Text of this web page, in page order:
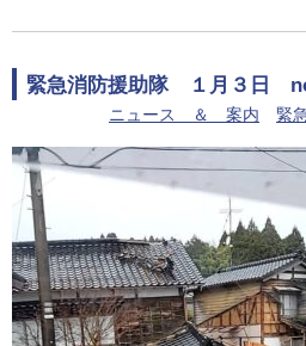
緊急消防援助隊 １月３日
ニュース ＆ 案内 緊